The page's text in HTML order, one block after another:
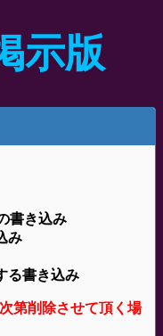
示版
書き込み
み
る書き込み
第削除させて頂く場